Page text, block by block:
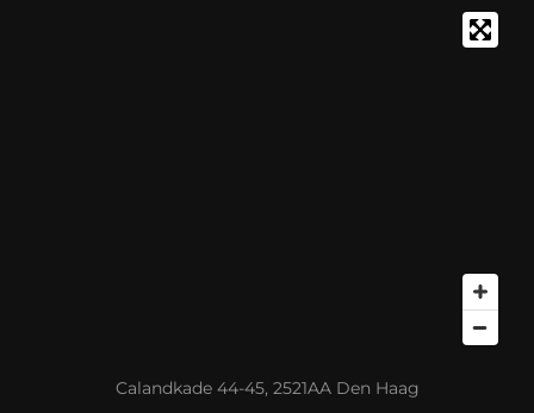
Calandkade 44-45, 2521AA Den Haag